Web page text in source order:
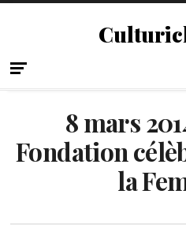
8 mars
Fondation
la